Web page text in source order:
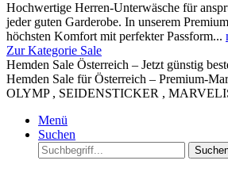
Hochwertige Herren-Unterwäsche für
jeder guten Garderobe. In unserem
höchsten Komfort mit perfekter Passform...
Zur Kategorie Sale
Hemden Sale Österreich – Jetzt günstig
Hemden Sale für Österreich – Premium-
OLYMP , SEIDENSTICKER ,
Menü
Suchen